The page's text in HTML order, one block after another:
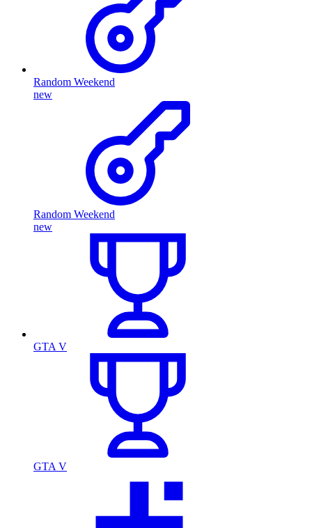
Random Weekend
new
Random Weekend
new
GTA V
GTA V